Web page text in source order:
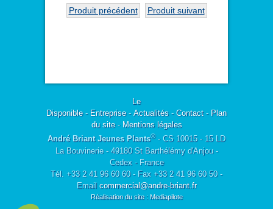
Produit précédent Produit suivant
Le
Disponible- Entreprise- Actualités - Contact- Plan
du site- Mentions légales
André Briant Jeunes Plants®- CS 10015 - 15 LD
La Bouvinerie - 49180 St Barthélémy d'Anjou -
Cedex - France
Tél. +33 2 41 96 60 60 - Fax +33 2 41 96 60 50 -
Email commercial@andre-briant.fr
Réalisation du site : Mediapilote